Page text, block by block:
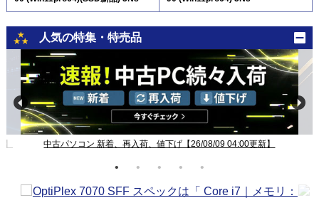
人気の特集・特売品
中古パソコン 新着、再入荷、値下げ【26/08/09 04:00更新】